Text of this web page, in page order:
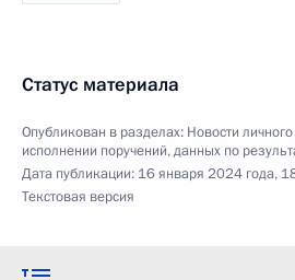
Статус материала
Опубликован в разделах: Новости
исполнении поручений, данных по
Дата публикации: 16 января 2024 года,
Текстовая версия